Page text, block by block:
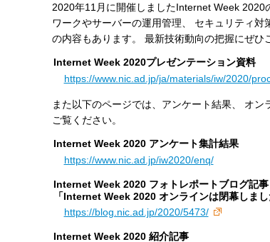
2020年11月に開催しましたInternet Week 2020
ワークやサーバーの運用管理、 セキュリティ
の内容もあります。 最新技術動向の把握にぜひ
Internet Week 2020プレゼンテーション資料
https://www.nic.ad.jp/ja/materials/iw/2020/
また以下のページでは、アンケート結果、 オ
ご覧ください。
Internet Week 2020 アンケート集計結果
https://www.nic.ad.jp/iw2020/enq/
Internet Week 2020 フォトレポートブログ記事
「Internet Week 2020 オンラインは閉幕しまし
https://blog.nic.ad.jp/2020/5473/
Internet Week 2020 紹介記事